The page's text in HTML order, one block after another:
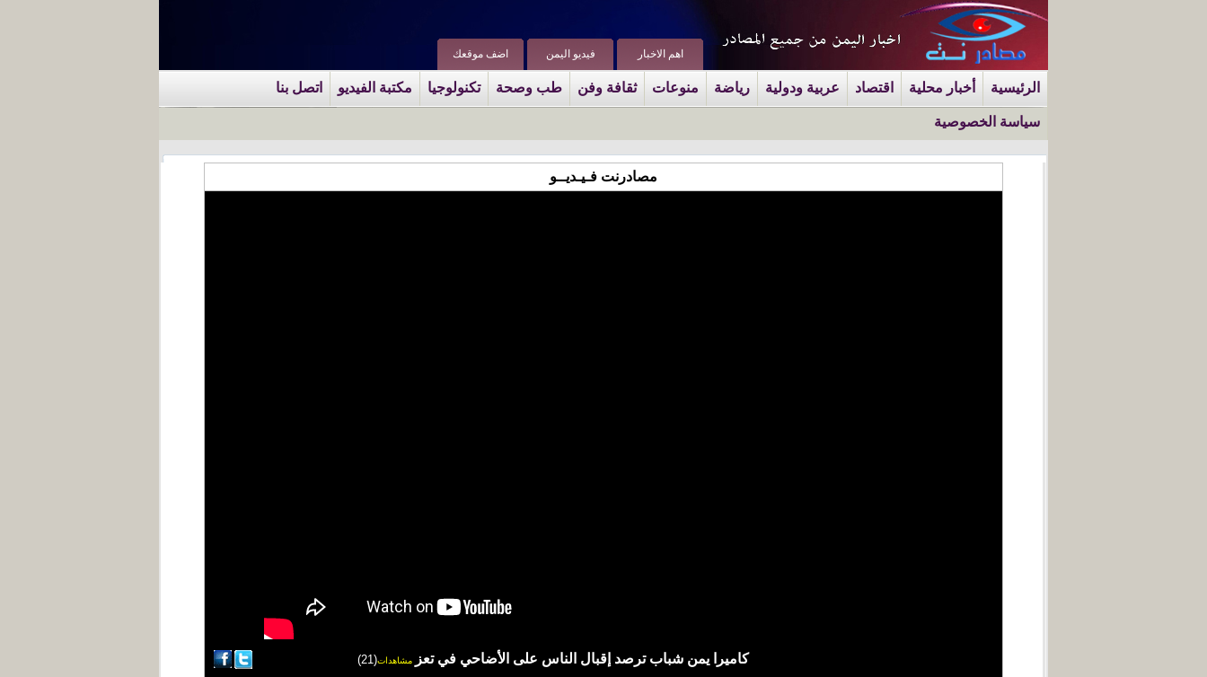
اضف موقعك فيديو اليمن اهم الاخبار
الرئيسية أخبار محلية اقتصاد عربية ودولية رياضة منوعات ثقافة وفن طب وصحة تكنولوجيا مكتبة الفيديو اتصل بنا
سياسة الخصوصية
مصادرنت فـيـديــو
كاميرا يمن شباب ترصد إقبال الناس على الأضاحي في تعز مشاهدات(21)